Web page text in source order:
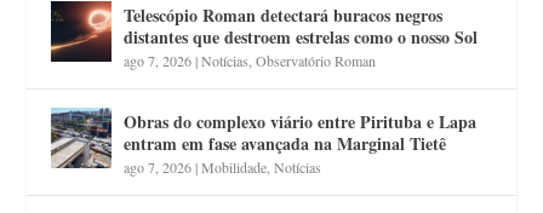
Telescópio Roman detectará buracos negros
distantes que destroem estrelas como o nosso Sol
ago 7, 2026|Notícias ,Observatório Roman
Obras do complexo viário entre Pirituba e Lapa
entram em fase avançada na Marginal Tietê
ago 7, 2026|Mobilidade ,Notícias